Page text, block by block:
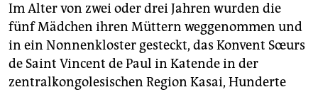
Im Alter von zwei oder drei Jahren wurden die
fünf Mädchen ihren Müttern weggenommen und
in ein Nonnenkloster gesteckt, das Konvent Sœurs
de Saint Vincent de Paul in Katende in der
zentralkongolesischen Region Kasai, Hunderte